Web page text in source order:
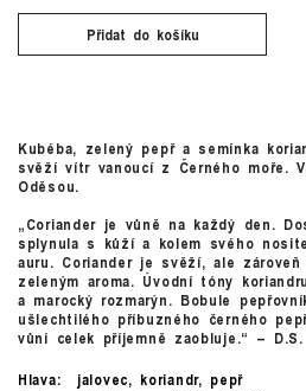
Přidat do košíku
Kubéba, zelený pepř a semínka
svěží vítr vanoucí z Černého moře.
Oděsou.
„Coriander je vůně na každý den.
splynula s kůží a kolem svého
auru. Coriander je svěží, ale
zeleným aroma. Úvodní tóny
a marocký rozmarýn. Bobule
ušlechtilého příbuzného černého
vůní celek příjemně zaobluje.“ – D.S.
Hlava:
jalovec, koriandr, pepř